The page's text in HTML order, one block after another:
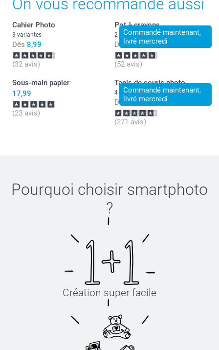
Je vous invite à retrouver tous nos autres articles,
A bientôt je l'espère et passez une agréable journée !
Bien à vous,
Florence@smartphoto
On vous recommande aussi
Cahier Photo
3 variantes
Dès 8,99
(32 avis)
Commandé maintenant,
livré mercredi
Pot à crayons
2 variantes
Dès 15,99
(52 avis)
Sous-main papier
17,99
(23 avis)
Commandé maintenant,
livré mercredi
Tapis de souris photo
4 variantes
Dès 13,49
(271 avis)
Pourquoi choisir smartphoto
?
Création super facile